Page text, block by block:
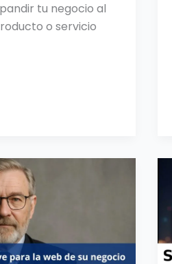
tu negocio al
o servicio